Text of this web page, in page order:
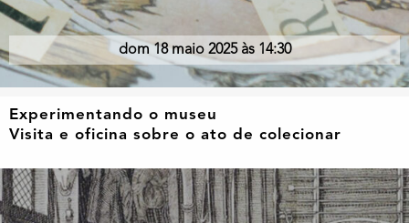
dom 18 maio 2025 às 14:30
Experimentando o museu
Visita e oficina sobre o ato de colecionar